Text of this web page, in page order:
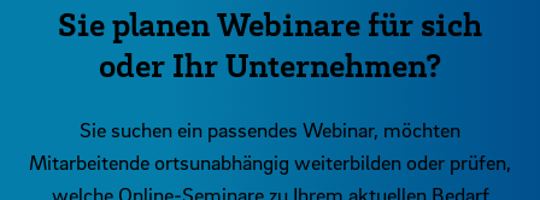
Sie planen Webinare für sich
oder Ihr Unternehmen?
Sie suchen ein passendes Webinar, möchten
Mitarbeitende ortsunabhängig weiterbilden oder prüfen,
welche Online-Seminare zu Ihrem aktuellen Bedarf